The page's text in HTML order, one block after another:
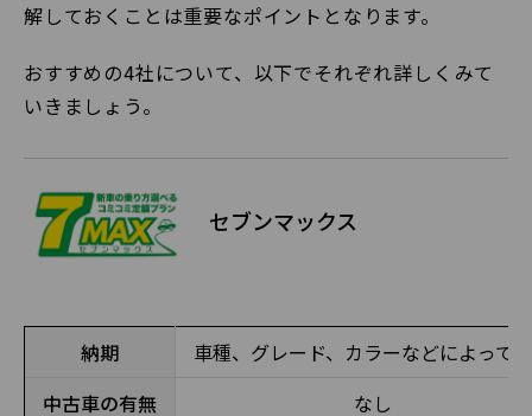
解しておくことは重要なポイントとなります。
おすすめの4社について、以下でそれぞれ詳しくみて
いきましょう。
セブンマックス
納期
車種、グレード、カラーなどによって
中古車の有無
なし